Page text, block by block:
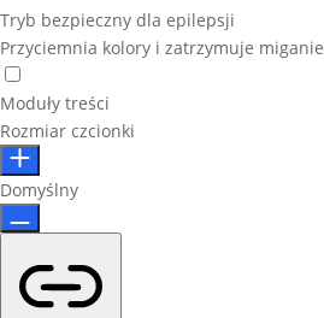
Tryb bezpieczny dla epilepsji
Przyciemnia kolory i zatrzymuje miganie
Moduły treści
Rozmiar czcionki
Domyślny